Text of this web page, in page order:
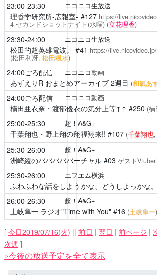
23:00-23:30 ニコニコ生放送
理香学研究所-広報室- #127 https://
4セカンドショットナイト(水曜) (立花理香)
23:30-24:00 ニコニコ生放送
松田的超英雄電波。 #41 https://
(松田利冴, 松田颯水)
24:00ごろ配信 ニコニコ動画
あずえりRおまとめアーカイブ 2週目 (和氣あ
24:00ごろ配信 ニコニコ動画
楠田亜衣奈・渡部優衣の気分上等↑↑ #250 (
25:00-25:30 超！A&G+
千葉翔也・野上翔の翔福翔来!! #107 (千葉翔也,
25:30-26:00 超！A&G+
洲崎綾のバババババーチャル#03 ゲスト
25:30-26:00 エフエム横浜
ふわふわな話をしようかな、どうしよっかな。
26:00-26:30 超！A&G+
土岐隼一 ラジオ"Time with You"#16 (土岐隼一)
[ 今日2019/07/16(火) || 前日 | 翌日 | 前ページ |
次週 ]
»今後の放送予定を全て表示